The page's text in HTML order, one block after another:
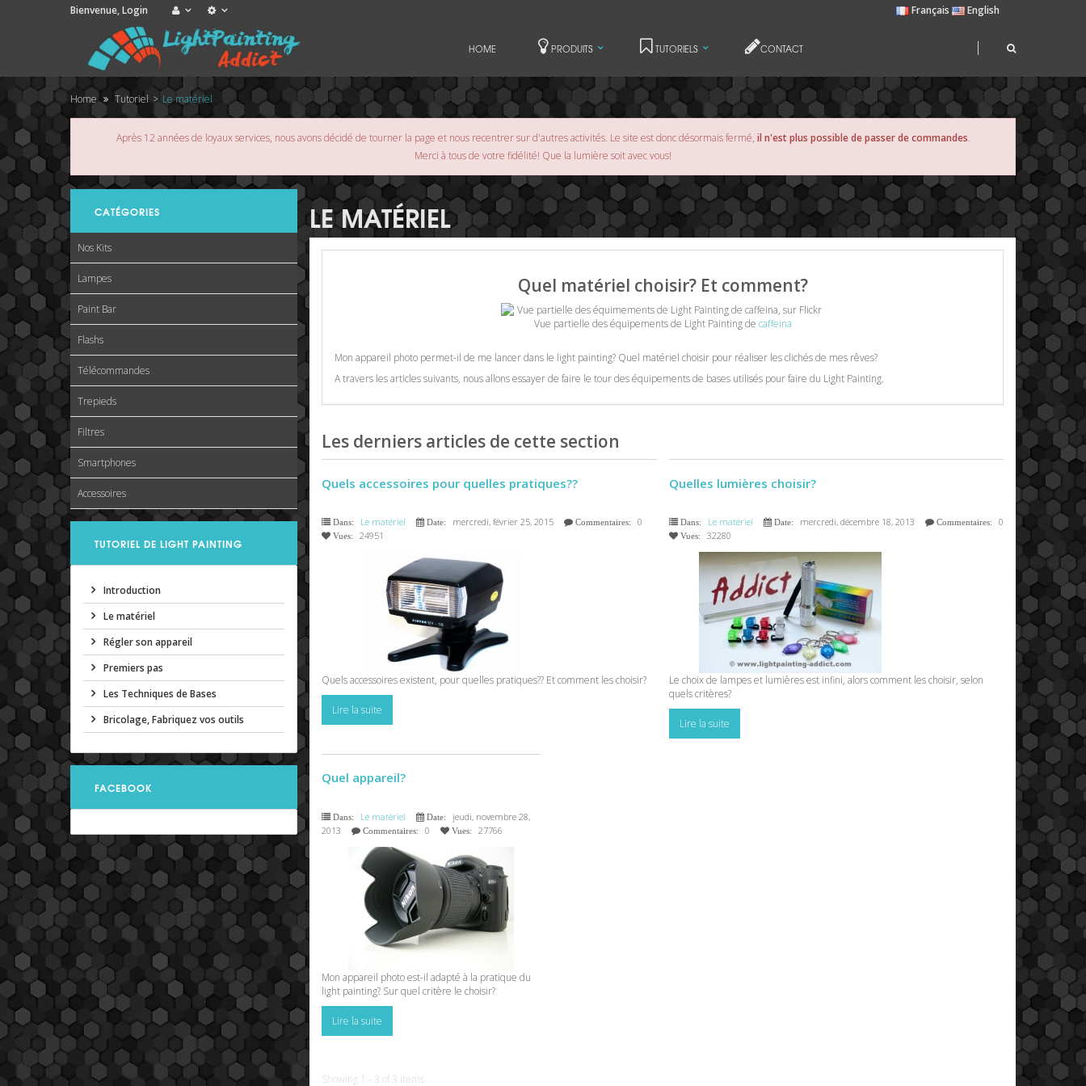
Bienvenue,Login Français English
HOME PRODUITS TUTORIELS CONTACT
Home Tutoriel > Le matériel
Après 12 années de loyaux services, nous avons décidé de tourner la page et nous recentrer sur d'autres activités. Le site est donc désormais fermé, il n'est plus possible de passer de commandes.
Merci à tous de votre fidélité! Que la lumière soit avec vous!
CATÉGORIES
Nos Kits
Lampes
Paint Bar
Flashs
Télécommandes
Trepieds
Filtres
Smartphones
Accessoires
TUTORIEL DE LIGHT PAINTING
Introduction
Le matériel
Régler son appareil
Premiers pas
Les Techniques de Bases
Bricolage, Fabriquez vos outils
FACEBOOK
LE MATÉRIEL
Quel matériel choisir? Et comment?
Vue partielle des équipements de Light Painting de caffeina
Mon appareil photo permet-il de me lancer dans le light painting? Quel matériel choisir pour réaliser les clichés de mes rêves?
A travers les articles suivants, nous allons essayer de faire le tour des équipements de bases utilisés pour faire du Light Painting.
Les derniers articles de cette section
Quels accessoires pour quelles pratiques??
Dans: Le matériel Date: mercredi, février 25, 2015 Commentaires: 0
Vues: 24951
Quels accessoires existent, pour quelles pratiques?? Et comment les choisir?
Lire la suite
Quelles lumières choisir?
Dans: Le matériel Date: mercredi, décembre 18, 2013 Commentaires: 0
Vues: 32280
Le choix de lampes et lumières est infini, alors comment les choisir, selon
quels critères?
Lire la suite
Quel appareil?
Dans: Le matériel Date:
jeudi, novembre 28,
2013
Commentaires: 0 Vues: 27766
Mon appareil photo est-il adapté à la pratique du
light painting? Sur quel critère le choisir?
Lire la suite
Showing 1 - 3 of 3 items